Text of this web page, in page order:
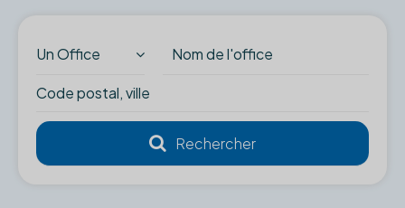
Un Office